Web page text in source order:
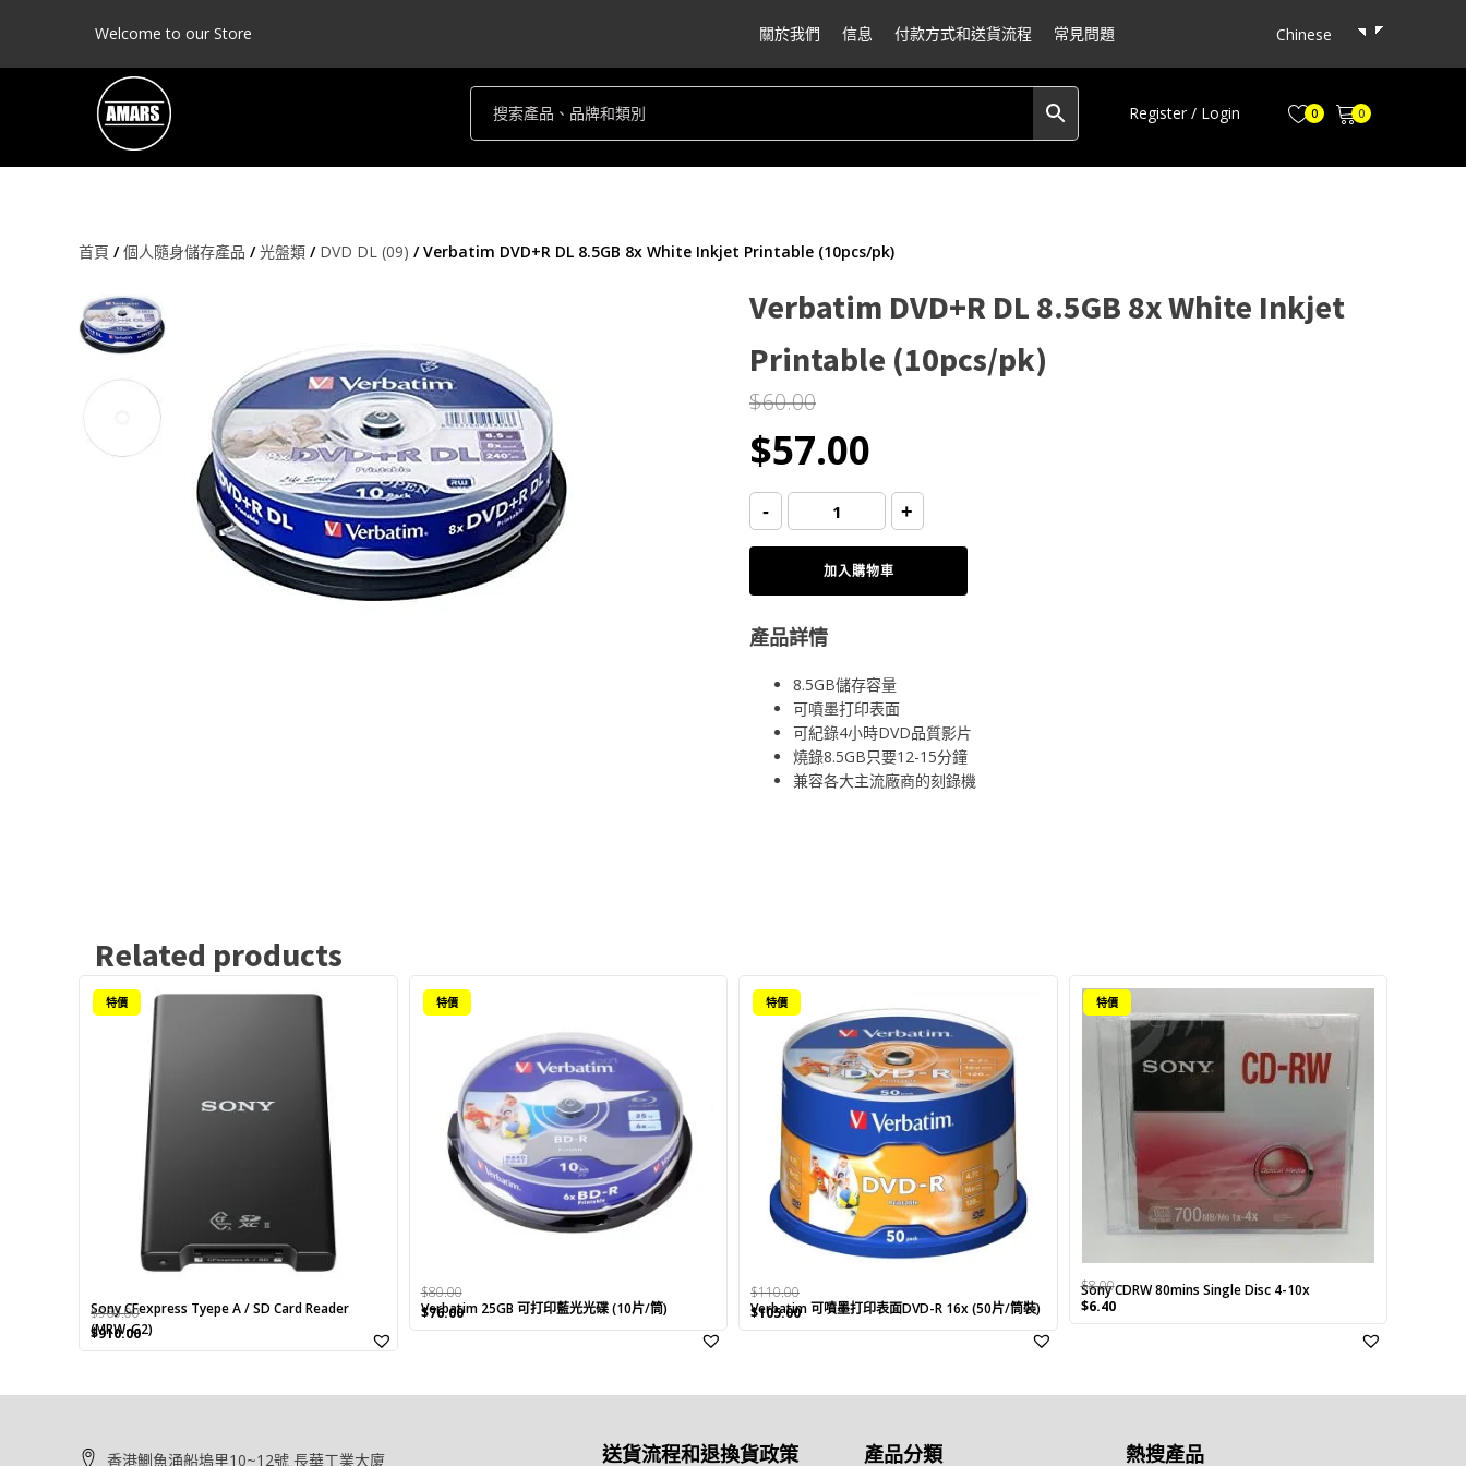
Welcome to our Store 關於我們 信息 付款方式和送貨流程 常見問題 Chinese
Register / Login 0 0
首頁 /個人隨身儲存產品 /光盤類 / DVD DL (09) / Verbatim DVD+R DL 8.5GB 8x White Inkjet Printable (10pcs/pk)
Verbatim DVD+R DL 8.5GB 8x White Inkjet
Printable (10pcs/pk)
$60.00
Original
price
was:
$60.00.
$57.00
price
is:
- Verbatim
DL
8.5GB
Printable
數
量
+
加入購物車
產品詳情
8.5GB儲存容量
可噴墨打印表面
可紀錄4小時DVD品質影片
燒錄8.5GB只要12-15分鐘
兼容各大主流廠商的刻錄機
Related products
特價
Sony CFexpress Tyepe A / SD Card Reader
(MRW-G2)
$960.00
Original
$960.00.
$910.00Current
$910.00.
特價
Verbatim 25GB 可打印藍光光碟 (10片/筒)
$80.00
Original
$76.00Current
特價
Verbatim 可噴墨打印表面DVD-R 16x (50片/筒裝)
$110.00
Original
$105.00Current
特價
Sony CDRW 80mins Single Disc 4-10x
$8.00
Original
$6.40Current
香港鰂魚涌船塢里10~12號 長華工業大廈 送貨流程和退換貨政策 產品分類 熱搜產品